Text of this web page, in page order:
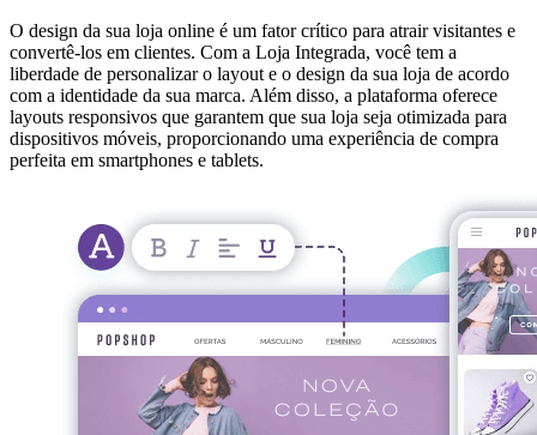
O design da sua loja online é um fator crítico para atrair visitantes e
convertê-los em clientes. Com a Loja Integrada, você tem a
liberdade de personalizar o layout e o design da sua loja de acordo
com a identidade da sua marca. Além disso, a plataforma oferece
layouts responsivos que garantem que sua loja seja otimizada para
dispositivos móveis, proporcionando uma experiência de compra
perfeita em smartphones e tablets.